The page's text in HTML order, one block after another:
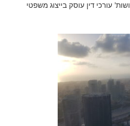
ושות’ עורכי דין עוסק בייצוג משפטי